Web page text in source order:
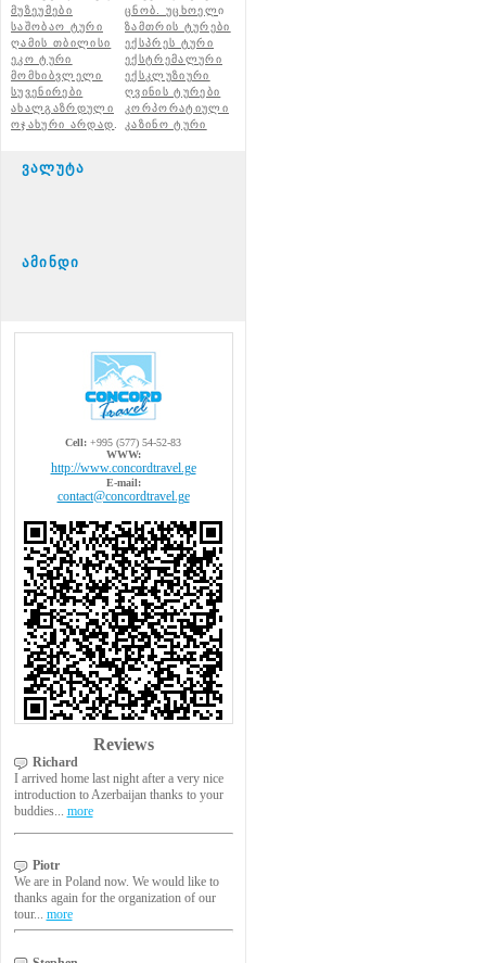
მუზეუმები ცნობ. უცხოელი
საშობაო ტური
ზამთრის ტურები
ღამის თბილისი
ექსპრეს ტური
ეკო ტური
ექსტრემალური
მომხიბვლელი
ექსკლუზიური
სუვენირები
ღვინის ტურები
ახალგაზრდული
კორპორატიული
ოჯახური არდად
კაზინო ტური
ვალუტა
ამინდი
Cell: +995 (577) 54-52-83
WWW:
http://www.concordtravel.ge
E-mail:
contact@concordtravel.ge
Reviews
Richard
I arrived home last night after a very nice
introduction to Azerbaijan thanks to your
buddies... more
Piotr
We are in Poland now. We would like to
thanks again for the organization of our
tour... more